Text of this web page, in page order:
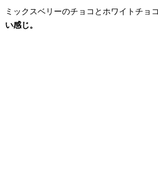
ミックスベリーのチョコとホワイトチョ
い感じ。